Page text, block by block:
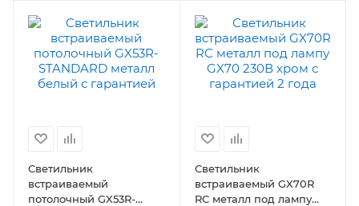
Светильник
встраиваемый
потолочный GX53R-
Светильник
встраиваемый GX70R
RC металл под лампу